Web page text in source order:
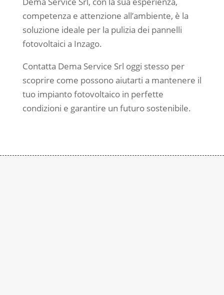
competenza e attenzione all’ambiente, è la
soluzione ideale per la pulizia dei pannelli
fotovoltaici a Inzago.
Contatta Dema Service Srl oggi stesso per
scoprire come possono aiutarti a mantenere il
tuo impianto fotovoltaico in perfette
condizioni e garantire un futuro sostenibile.